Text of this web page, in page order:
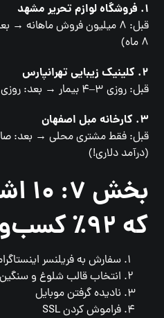
۱. فروشگاه لوازم تحریر مشهد
۸ ماه)
۲. کلینیک زیبایی تهرانپارس
قبل: روزی ۳–۴ بیمار → بعد: روزی ۲۲–۲۸ نوبت (رشد ۶۸۰٪)
۳. کارخانه مبل اصفهان
قبل: فقط مشتری محلی → بعد:
(درآمد دلاری!)
که ۹۲٪ کسب‌وکارها می‌کنن
سفارش به فریلنسر
انتخاب قالب شلوغ و سنگین
نادیده گرفتن موبایل
فراموش کردن SSL